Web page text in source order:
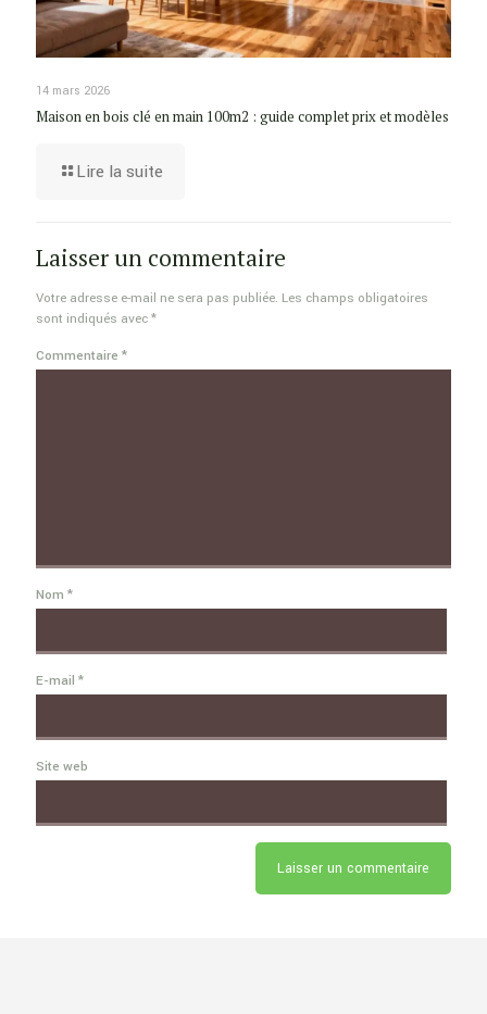
14 mars 2026
Maison en bois clé en main 100m2 : guide complet prix et modèles
Lire la suite
Laisser un commentaire
Votre adresse e-mail ne sera pas publiée. Les champs obligatoires
sont indiqués avec*
Commentaire *
Nom *
E-mail *
Site web